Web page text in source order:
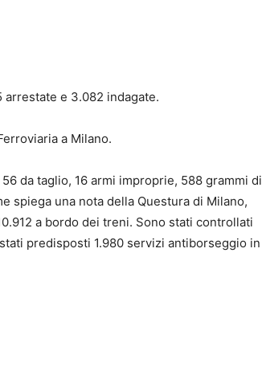
arrestate e 3.082 indagate.
a Milano.
da taglio, 16 armi improprie, 588 grammi di
spiega una nota della Questura di Milano,
a bordo dei treni. Sono stati controllati
predisposti 1.980 servizi antiborseggio in